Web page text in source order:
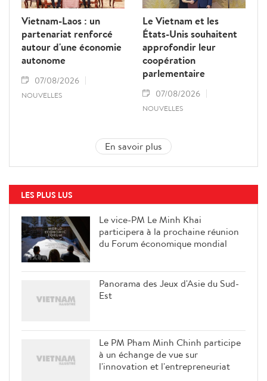
Vietnam-Laos : un
partenariat renforcé
autour d'une économie
autonome
07/08/2026
NOUVELLES
Le Vietnam et les
États-Unis souhaitent
approfondir leur
coopération
parlementaire
07/08/2026
NOUVELLES
En savoir plus
LES PLUS LUS
Le vice-PM Le Minh Khai
participera à la prochaine réunion
du Forum économique mondial
Panorama des Jeux d'Asie du Sud-
Est
Le PM Pham Minh Chinh participe
à un échange de vue sur
l'innovation et l'entrepreneuriat